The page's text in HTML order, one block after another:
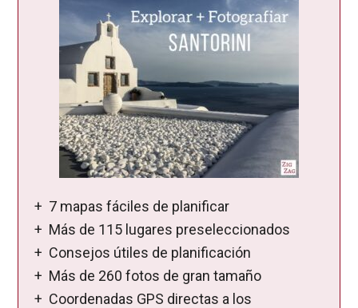
+ 7 mapas fáciles de planificar
+ Más de 115 lugares preseleccionados
+ Consejos útiles de planificación
+ Más de 260 fotos de gran tamaño
+ Coordenadas GPS directas a los